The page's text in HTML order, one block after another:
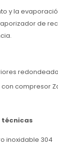
y la
de
compresor
técnicas
inoxidable 304